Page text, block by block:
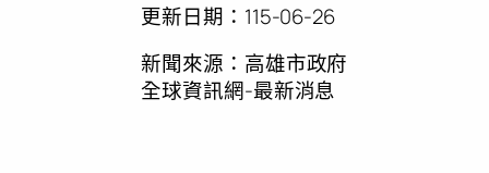
更新日期： 115-06-26
新聞來源：高雄市政府
全球資訊網-最新消息